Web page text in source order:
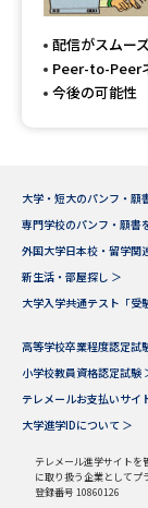
志望校・出願校
先輩が入学を決めた
新生活お役立ちガイド
大学で学びた
配信がスムー
Peer-to-Peer
今後の可能性
大学・短大のパンフ・願
専門学校のパンフ・願書
外国大学日本校・留学関
新生活・部屋探し ＞
大学入学共通テスト「受
高等学校卒業程度認定試
小学校教員資格認定試験
テレメールお支払いサイ
大学進学IDについて ＞
テレメール進学サイトを
に取り扱う企業としてプ
登録番号 10860126